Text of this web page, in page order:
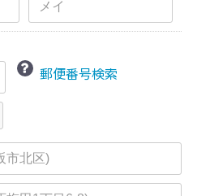
郵便番号検索